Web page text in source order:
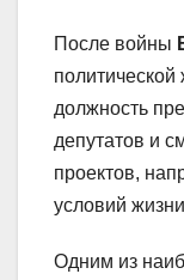
После войны
должность
депутатов и
проектов,
условий
Одним из